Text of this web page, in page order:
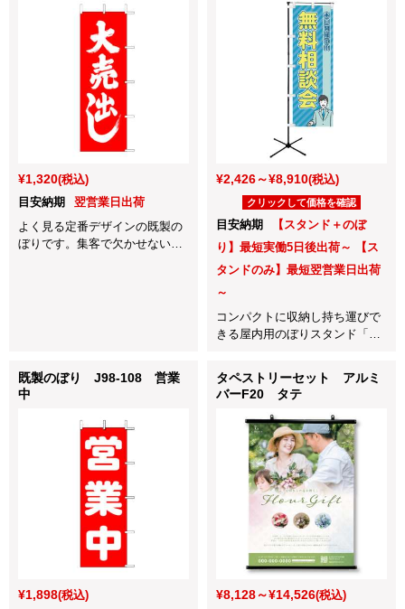
¥1,320(税込)
目安納期
翌営業日出荷
よく見る定番デザインの既製の
ぼりです。集客で欠かせないの
¥2,426～¥8,910(税込)
クリックして価格を確認
目安納期
【スタンド＋のぼ
り】最短実働5日後出荷～ 【ス
タンドのみ】最短翌営業日出荷
～
コンパクトに収納し持ち運びで
きる屋内用のぼりスタンド「マ
スター掲示もできマルチに活
躍！
既製のぼり J98-108 営業
中
¥1,898(税込)
タペストリーセット アルミ
バーF20 タテ
¥8,128～¥14,526(税込)